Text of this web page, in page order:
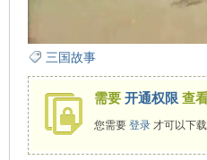
三国故事
需要 开通权限 查
您需要 登录才可以下